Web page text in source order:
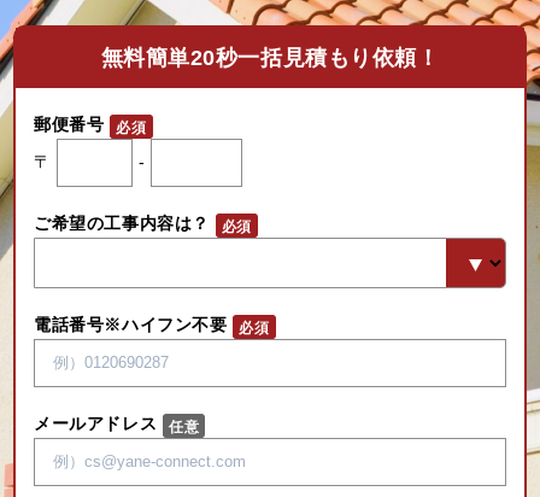
無料簡単20秒一括見積もり依頼！
郵便番号
〒
-
ご希望の工事内容は？
電話番号※ハイフン不要
メールアドレス